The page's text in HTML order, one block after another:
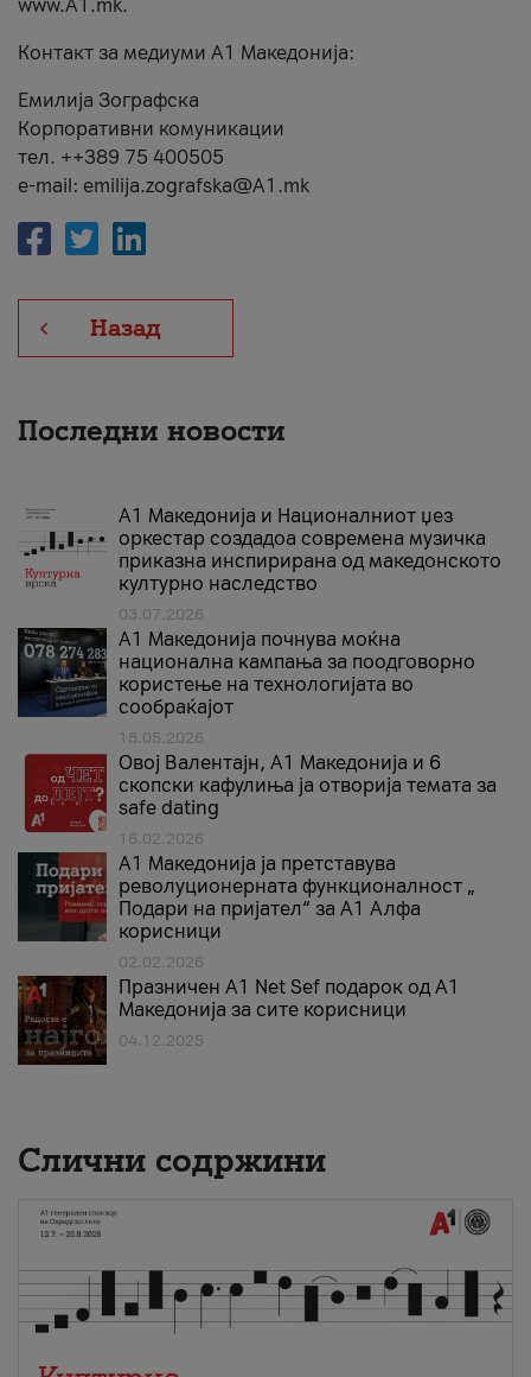
www.А1.mk.
Контакт за медиуми А1 Македонија:
Емилија Зографска
Корпоративни комуникации
тел. ++389 75 400505
e-mail: emilija.zografska@A1.mk
Назад
Последни новости
А1 Македонија и Националниот џез
оркестар создадоа современа музичка
приказна инспирирана од македонското
културно наследство
03.07.2026
A1 Македонија почнува моќна
национална кампања за поодговорно
користење на технологијата во
сообраќајот
18.05.2026
Овој Валентајн, A1 Македонија и 6
скопски кафулиња ја отворија темата за
safe dating
16.02.2026
А1 Македонија ја претставува
револуционерната функционалност „
Подари на пријател“ за А1 Алфа
корисници
02.02.2026
Празничен A1 Net Sеf подарок од А1
Македонија за сите корисници
04.12.2025
Слични содржини